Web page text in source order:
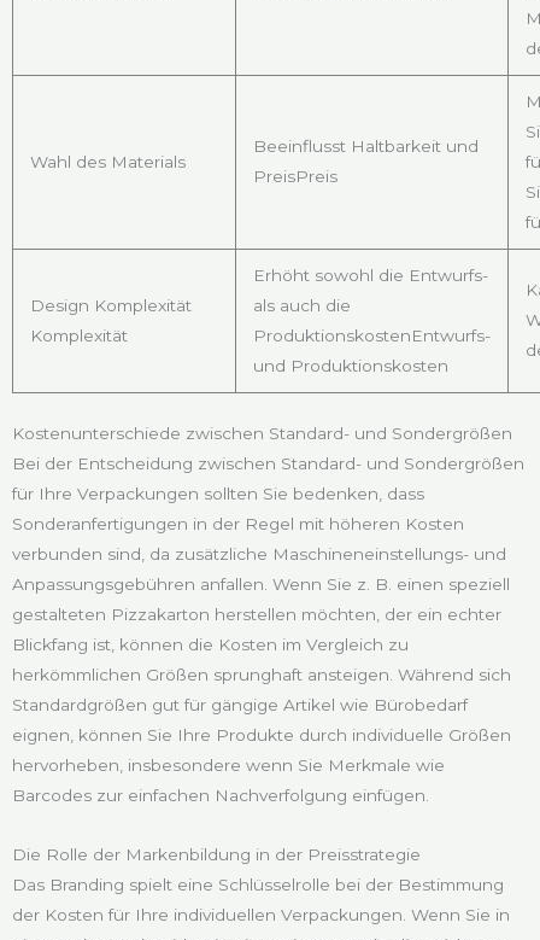
Wahl des Materials
Beeinflusst Haltbarkeit und
PreisPreis
Design Komplexität
Komplexität
Erhöht sowohl die Entwurfs-
als auch die
ProduktionskostenEntwurfs-
und Produktionskosten
Kostenunterschiede zwischen Standard- und Sondergrößen
Bei der Entscheidung zwischen Standard- und Sondergrößen
für Ihre Verpackungen sollten Sie bedenken, dass
Sonderanfertigungen in der Regel mit höheren Kosten
verbunden sind, da zusätzliche Maschineneinstellungs- und
Anpassungsgebühren anfallen. Wenn Sie z. B. einen speziell
gestalteten Pizzakarton herstellen möchten, der ein echter
Blickfang ist, können die Kosten im Vergleich zu
herkömmlichen Größen sprunghaft ansteigen. Während sich
Standardgrößen gut für gängige Artikel wie Bürobedarf
eignen, können Sie Ihre Produkte durch individuelle Größen
hervorheben, insbesondere wenn Sie Merkmale wie
Barcodes zur einfachen Nachverfolgung einfügen.
Die Rolle der Markenbildung in der Preisstrategie
Das Branding spielt eine Schlüsselrolle bei der Bestimmung
der Kosten für Ihre individuellen Verpackungen. Wenn Sie in